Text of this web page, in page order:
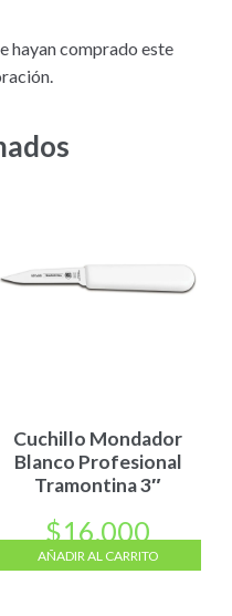
hayan comprado este
Cuchillo Mondador
Blanco Profesional
Tramontina 3″
$16.000
AÑADIR AL CARRITO